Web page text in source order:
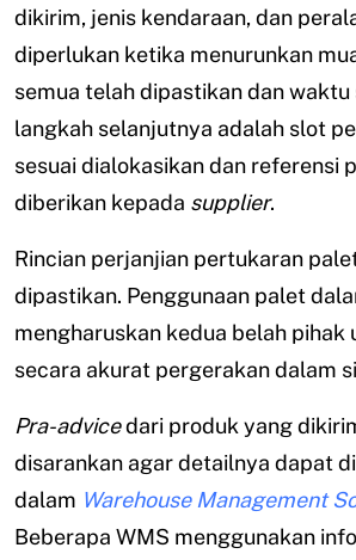
dikirim, jenis kendaraan, dan
diperlukan ketika menurunkan
semua telah dipastikan dan waktu
langkah selanjutnya adalah slot
sesuai dialokasikan dan referensi
diberikan kepada supplier.
Rincian perjanjian pertukaran
dipastikan. Penggunaan palet
mengharuskan kedua belah
secara akurat pergerakan dalam
Pra-advicedari produk yang
disarankan agar detailnya dapat
dalam Warehouse Management
Beberapa WMS menggunakan